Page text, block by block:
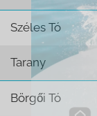
Széles Tó
Tarany
Börgői Tó